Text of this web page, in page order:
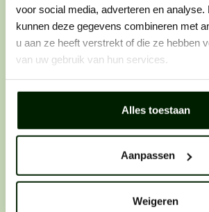
voor social media, adverteren en analyse.
kunnen deze gegevens combineren met
u aan ze heeft verstrekt of die ze hebben
van uw gebruik van hun services.
Alles toestaan
Aanpassen
Weigeren
Stap 1: solliciteren
Zie je een vacature die perfect bij
er dan geen gras over groeien en
zoals jij.
Stap 2: telefonisch
We bellen je op. Als het klikt,